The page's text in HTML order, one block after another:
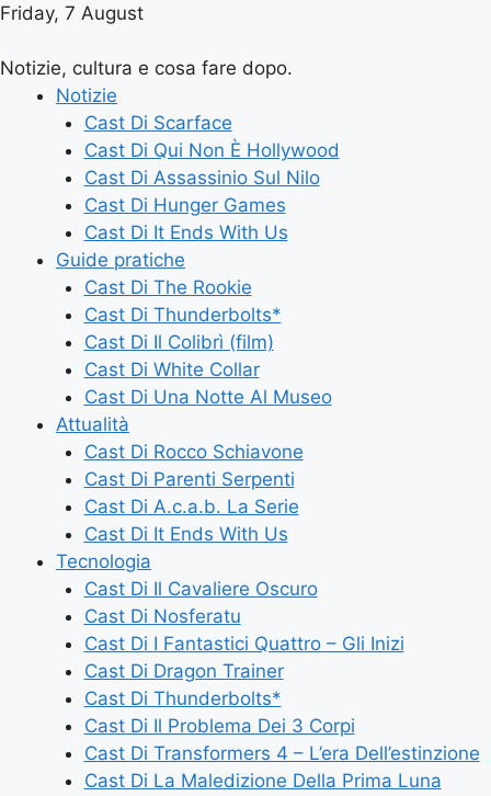
Friday, 7 August
Notizie, cultura e cosa fare dopo.
Notizie
Cast Di Scarface
Cast Di Qui Non È Hollywood
Cast Di Assassinio Sul Nilo
Cast Di Hunger Games
Cast Di It Ends With Us
Guide pratiche
Cast Di The Rookie
Cast Di Thunderbolts*
Cast Di Il Colibrì (film)
Cast Di White Collar
Cast Di Una Notte Al Museo
Attualità
Cast Di Rocco Schiavone
Cast Di Parenti Serpenti
Cast Di A.c.a.b. La Serie
Cast Di It Ends With Us
Tecnologia
Cast Di Il Cavaliere Oscuro
Cast Di Nosferatu
Cast Di I Fantastici Quattro – Gli Inizi
Cast Di Dragon Trainer
Cast Di Thunderbolts*
Cast Di Il Problema Dei 3 Corpi
Cast Di Transformers 4 – L’era Dell’estinzione
Cast Di La Maledizione Della Prima Luna